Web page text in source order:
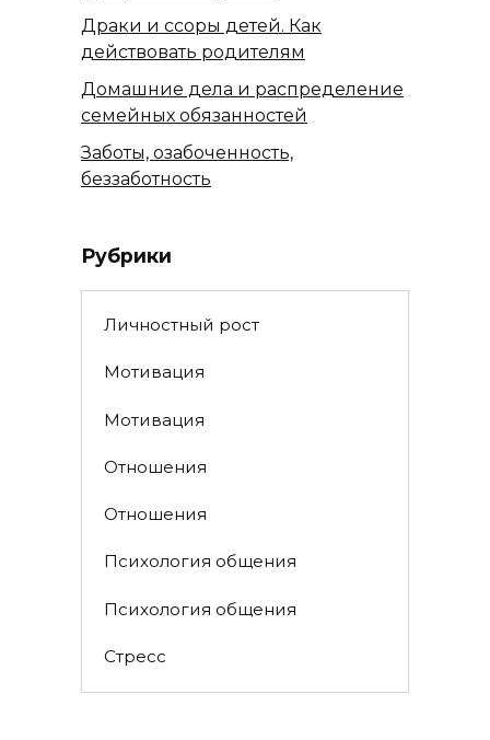
Драки и ссоры детей. Как
действовать родителям
Домашние дела и распределение
семейных обязанностей
Заботы, озабоченность,
беззаботность
Рубрики
Личностный рост
Мотивация
Мотивация
Отношения
Отношения
Психология общения
Психология общения
Стресс